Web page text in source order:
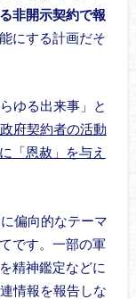
非開示契約で報
にする計画だそ
ゆる出来事」と
府契約者の活動
「恩赦」を与え
偏向的なテーマ
です。一部の軍
精神鑑定などに
情報を報告しな